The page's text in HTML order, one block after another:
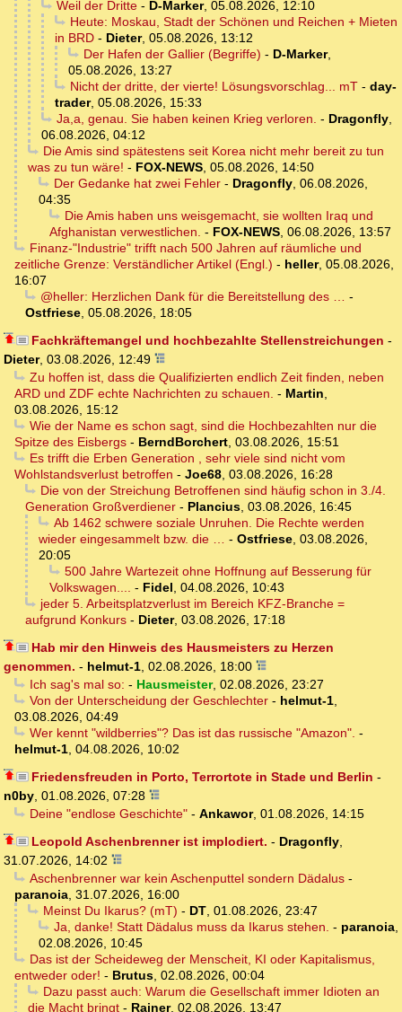
Weil der Dritte- D-Marker, 05.08.2026, 12:10
Heute: Moskau, Stadt der Schönen und Reichen + Mieten
in BRD - Dieter, 05.08.2026, 13:12
Der Hafen der Gallier (Begriffe) - D-Marker,
05.08.2026, 13:27
Nicht der dritte, der vierte! Lösungsvorschlag... mT- day-
trader, 05.08.2026, 15:33
Ja,a, genau. Sie haben keinen Krieg verloren. - Dragonfly,
06.08.2026, 04:12
Die Amis sind spätestens seit Korea nicht mehr bereit zu tun
was zu tun wäre! - FOX-NEWS, 05.08.2026, 14:50
Der Gedanke hat zwei Fehler- Dragonfly, 06.08.2026,
04:35
Die Amis haben uns weisgemacht, sie wollten Iraq und
Afghanistan verwestlichen. - FOX-NEWS, 06.08.2026, 13:57
Finanz-"Industrie" trifft nach 500 Jahren auf räumliche und
zeitliche Grenze: Verständlicher Artikel (Engl.) - heller, 05.08.2026,
16:07
@heller: Herzlichen Dank für die Bereitstellung des … -
Ostfriese, 05.08.2026, 18:05
Fachkräftemangel und hochbezahlte Stellenstreichungen -
Dieter, 03.08.2026, 12:49
Zu hoffen ist, dass die Qualifizierten endlich Zeit finden, neben
ARD und ZDF echte Nachrichten zu schauen. - Martin,
03.08.2026, 15:12
Wie der Name es schon sagt, sind die Hochbezahlten nur die
Spitze des Eisbergs - BerndBorchert, 03.08.2026, 15:51
Es trifft die Erben Generation , sehr viele sind nicht vom
Wohlstandsverlust betroffen - Joe68, 03.08.2026, 16:28
Die von der Streichung Betroffenen sind häufig schon in 3./4.
Generation Großverdiener - Plancius, 03.08.2026, 16:45
Ab 1462 schwere soziale Unruhen. Die Rechte werden
wieder eingesammelt bzw. die … - Ostfriese, 03.08.2026,
20:05
500 Jahre Wartezeit ohne Hoffnung auf Besserung für
Volkswagen.... - Fidel, 04.08.2026, 10:43
jeder 5. Arbeitsplatzverlust im Bereich KFZ-Branche =
aufgrund Konkurs - Dieter, 03.08.2026, 17:18
Hab mir den Hinweis des Hausmeisters zu Herzen
genommen. - helmut-1, 02.08.2026, 18:00
Ich sag's mal so: - Hausmeister, 02.08.2026, 23:27
Von der Unterscheidung der Geschlechter- helmut-1,
03.08.2026, 04:49
Wer kennt "wildberries"? Das ist das russische "Amazon". -
helmut-1, 04.08.2026, 10:02
Friedensfreuden in Porto, Terrortote in Stade und Berlin -
n0by, 01.08.2026, 07:28
Deine "endlose Geschichte"- Ankawor, 01.08.2026, 14:15
Leopold Aschenbrenner ist implodiert. - Dragonfly,
31.07.2026, 14:02
Aschenbrenner war kein Aschenputtel sondern Dädalus-
paranoia, 31.07.2026, 16:00
Meinst Du Ikarus? (mT) - DT, 01.08.2026, 23:47
Ja, danke! Statt Dädalus muss da Ikarus stehen. - paranoia,
02.08.2026, 10:45
Das ist der Scheideweg der Menscheit, KI oder Kapitalismus,
entweder oder! - Brutus, 02.08.2026, 00:04
Dazu passt auch: Warum die Gesellschaft immer Idioten an
die Macht bringt - Rainer, 02.08.2026, 13:47